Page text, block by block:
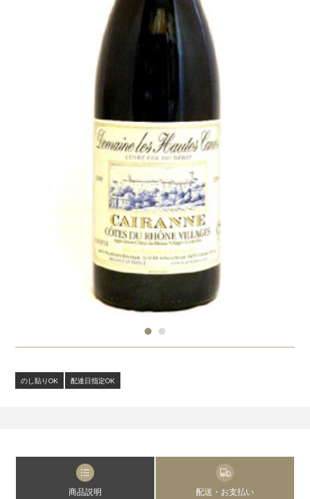
のし貼りOK 配達日指定OK
商品説明 配送・お支払い